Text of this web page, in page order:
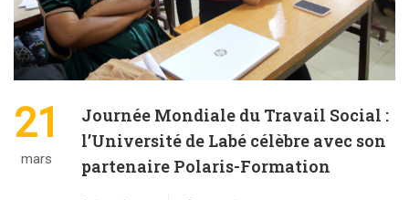
21
mars
Journée Mondiale du Travail Social :
l’Université de Labé célèbre avec son
partenaire Polaris-Formation